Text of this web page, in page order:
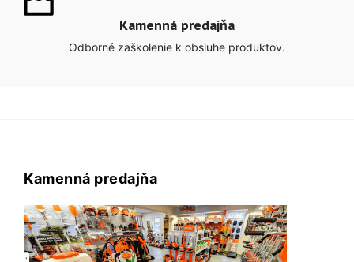
Kamenná predajňa
Odborné zaškolenie k obsluhe produktov.
Kamenná predajňa